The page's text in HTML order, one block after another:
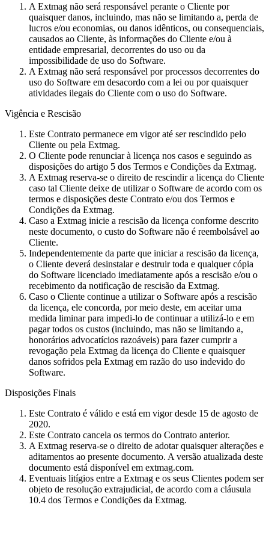
A Extmag não será responsável perante o Cliente por
quaisquer danos, incluindo, mas não se limitando a, perda de
lucros e/ou economias, ou danos idênticos, ou consequenciais,
causados ao Cliente, às informações do Cliente e/ou à
entidade empresarial, decorrentes do uso ou da
impossibilidade de uso do Software.
A Extmag não será responsável por processos decorrentes do
uso do Software em desacordo com a lei ou por quaisquer
atividades ilegais do Cliente com o uso do Software.
Vigência e Rescisão
Este Contrato permanece em vigor até ser rescindido pelo
Cliente ou pela Extmag.
O Cliente pode renunciar à licença nos casos e seguindo as
disposições do artigo 5 dos Termos e Condições da Extmag.
A Extmag reserva-se o direito de rescindir a licença do Cliente
caso tal Cliente deixe de utilizar o Software de acordo com os
termos e disposições deste Contrato e/ou dos Termos e
Condições da Extmag.
Caso a Extmag inicie a rescisão da licença conforme descrito
neste documento, o custo do Software não é reembolsável ao
Cliente.
Independentemente da parte que iniciar a rescisão da licença,
o Cliente deverá desinstalar e destruir toda e qualquer cópia
do Software licenciado imediatamente após a rescisão e/ou o
recebimento da notificação de rescisão da Extmag.
Caso o Cliente continue a utilizar o Software após a rescisão
da licença, ele concorda, por meio deste, em aceitar uma
medida liminar para impedi-lo de continuar a utilizá-lo e em
pagar todos os custos (incluindo, mas não se limitando a,
honorários advocatícios razoáveis) para fazer cumprir a
revogação pela Extmag da licença do Cliente e quaisquer
danos sofridos pela Extmag em razão do uso indevido do
Software.
Disposições Finais
Este Contrato é válido e está em vigor desde 15 de agosto de
2020.
Este Contrato cancela os termos do Contrato anterior.
A Extmag reserva-se o direito de adotar quaisquer alterações e
aditamentos ao presente documento. A versão atualizada deste
documento está disponível em extmag.com.
Eventuais litígios entre a Extmag e os seus Clientes podem ser
objeto de resolução extrajudicial, de acordo com a cláusula
10.4 dos Termos e Condições da Extmag.